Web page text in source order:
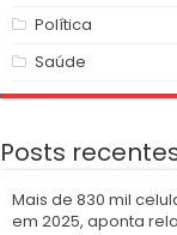
Política
Saúde
Posts
Mais de 830 mil
em 2025, aponta